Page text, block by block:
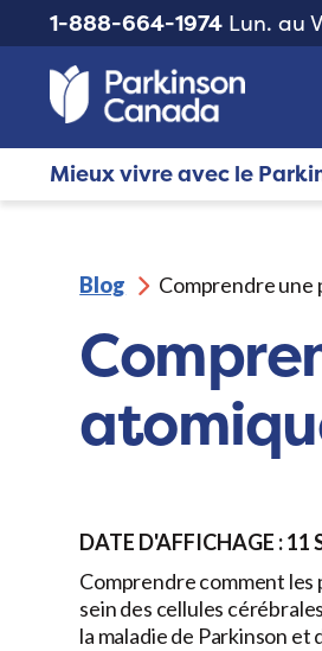
1-888-664-1974 Lun. au
Mieux vivre avec le
Blog Comprendre une
DATE D'AFFICHAGE : 11
Comprendre comment les
sein des cellules
la maladie de Parkinson et